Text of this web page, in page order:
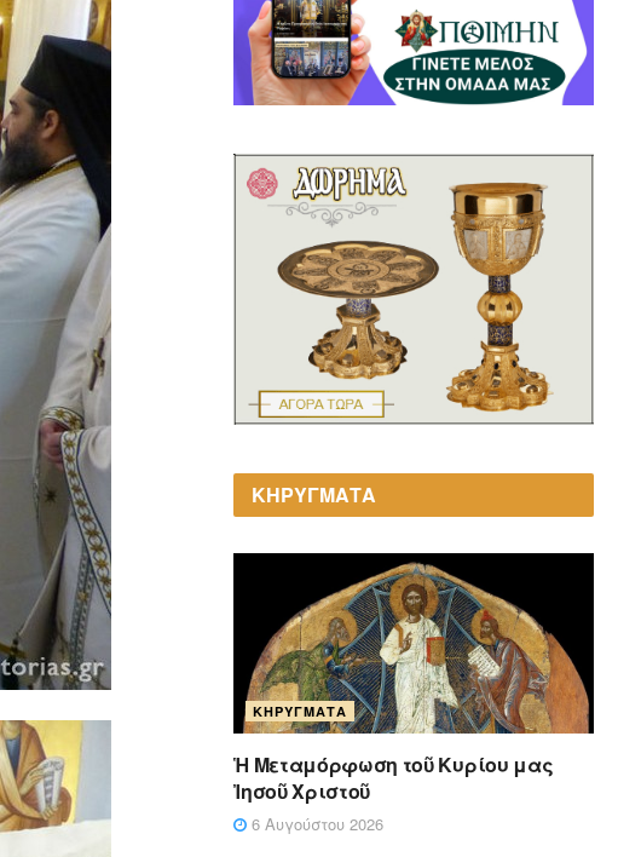
ΚΗΡΥΓΜΑΤΑ
ΚΗΡΎΓΜΑΤΑ
Ἡ Μεταμόρφωση τοῦ Κυρίου μας
Ἰησοῦ Χριστοῦ
6 Αυγούστου 2026